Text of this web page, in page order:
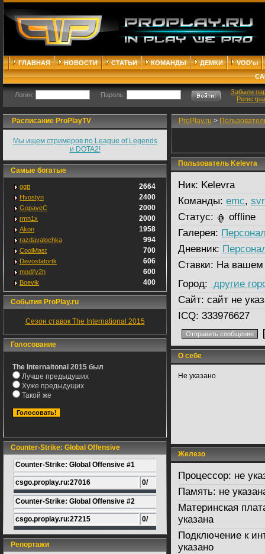
ГЛАВНАЯ НОВОСТИ СТАТЬИ КОМАНДЫ ДЕМКИ
VOD'ы
Логин: Пароль:
Забыли
Расписание ProPlayTV
Мы ищем стримеров по League of Legends
и DOTA2!
Самые богатые
ggtt 2664
Hvostyn 2400
GopaveC 2000
rmn1x 2000
Akon 1958
razdavalochka 994
CoolMast 700
Devostatortk 606
modify2h 600
Boevik 400
События ProPlay.ru
Сезон ставок The International 2015
Голосование
The Internaitonal 2015 был
Лучше предыдуших
Хуже предыдущих
Такой же
Counter-Strike: Global Offensive
Counter-Strike: Global Offensive #1
csgo.proplay.ru:27016 0/
Counter-Strike: Global Offensive #2
csgo.proplay.ru:27215 0/
Репортажи
ProPlay.ru >
Пользователь Kelevra
Ник: Kelevra
Команды: emc,
Статус:
offline
Галерея:
Дневник:
Ставки: На вашем
Город: другие
Сайт: сайт не
ICQ: 333976627
О себе
Не указано
Железо
Процессор: не
Память: не
Материнская
указана
Подключение к
указано